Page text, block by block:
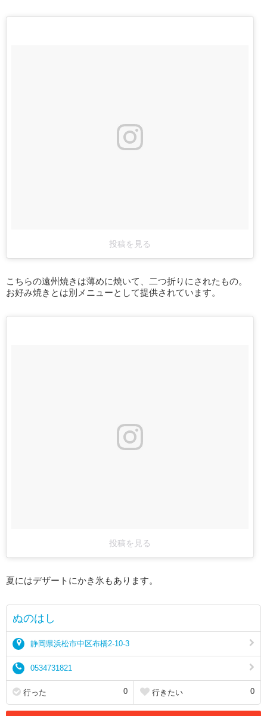
投稿を見る
こちらの遠州焼きは薄めに焼いて、二つ折りにされたもの。
お好み焼きとは別メニューとして提供されています。
投稿を見る
夏にはデザートにかき氷もあります。
ぬのはし
静岡県浜松市中区布橋2-10-3
0534731821
行った 0 行きたい 0